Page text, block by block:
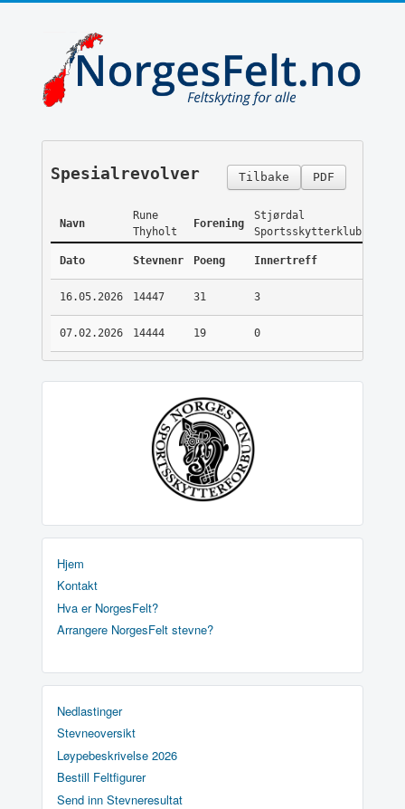
PDF
Tilbake
Spesialrevolver
Navn
Rune
Thyholt
Forening
Stjørdal
Sportsskytterklubb
Dato Stevnenr Poeng Innertreff
16.05.2026 14447 31 3
07.02.2026 14444 19 0
Hjem
Kontakt
Hva er NorgesFelt?
Arrangere NorgesFelt stevne?
Nedlastinger
Stevneoversikt
Løypebeskrivelse 2026
Bestill Feltfigurer
Send inn Stevneresultat